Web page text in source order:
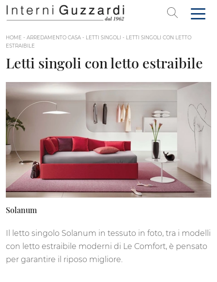
HOME - ARREDAMENTO CASA - LETTI SINGOLI - LETTI SINGOLI CON LETTO
ESTRAIBILE
Letti singoli con letto estraibile
Solanum
Il letto singolo Solanum in tessuto in foto, tra i modelli
con letto estraibile moderni di Le Comfort, è pensato
per garantire il riposo migliore.